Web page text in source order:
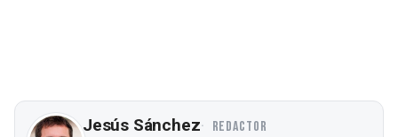
Jesús Sánchez REDACTOR